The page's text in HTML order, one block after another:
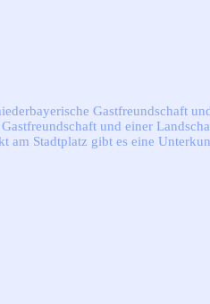
Gastfreundschaft
und einer
am Stadtplatz gibt es eine